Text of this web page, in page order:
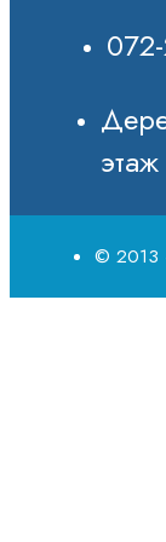
этаж
© 2013